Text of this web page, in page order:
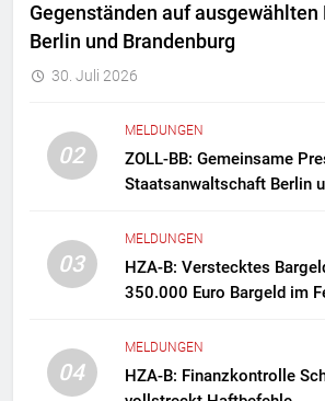
Gegenständen auf ausgewählten
Berlin und Brandenburg
30. Juli 2026
02
MELDUNGEN
ZOLL-BB: Gemeinsame
Staatsanwaltschaft Berlin
Zollfahndung hebt
Drogenlabor aus
03
MELDUNGEN
HZA-B: Verstecktes
350.000 Euro Bargeld im
04
MELDUNGEN
HZA-B: Finanzkontrolle